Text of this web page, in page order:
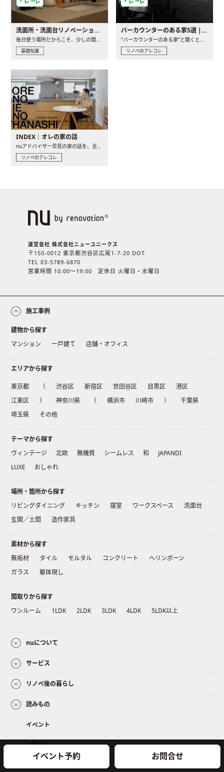
イベント予約 お問合せ
洗面所・洗面台リノベーションの事例と間取りアイデア
毎日使う場所だからこそ、少しの間取りの工夫や素材の選び方で..
基礎知識
バーカウンターのある家5選 | 日常に馴染む“距離の近い”キッチンとは
“バーカウンターのある家”と聞くと、少し特別な、大人のための..
リノベのアレコレ
INDEX｜オレの家の話
nuアドバイザー早見の家の話を、全4話でお届け。リノベーションを..
リノベのアレコレ
運営会社 株式会社ニューユニークス
〒150-0012 東京都渋谷区広尾1-7-20 DOT
TEL 03-5789-6870
営業時間 10:00〜19:00 定休日 火曜日・水曜日
施工事例
建物から探す
マンション
一戸建て 店舗・オフィス
エリアから探す
東京都 （ 渋谷区 新宿区 世田谷区 目黒区
港区
江東区
） 神奈川県 （ 横浜市 川崎市 ）
千葉県
埼玉県
その他
テーマから探す
ヴィンテージ
北欧 無機質 シームレス 和
JAPANDI
LUXE
おしゃれ
場所・箇所から探す
リビングダイニング
キッチン 寝室 ワークスペース
洗面台
玄関／土間
造作家具
素材から探す
無垢材
タイル モルタル コンクリート
ヘリンボーン
ガラス
躯体現し
間取りから探す
ワンルーム
1LDK 2LDK 3LDK 4LDK 5LDK以上
nuについて
サービス
リノベ後の暮らし
読みもの
イベント
お問合せ